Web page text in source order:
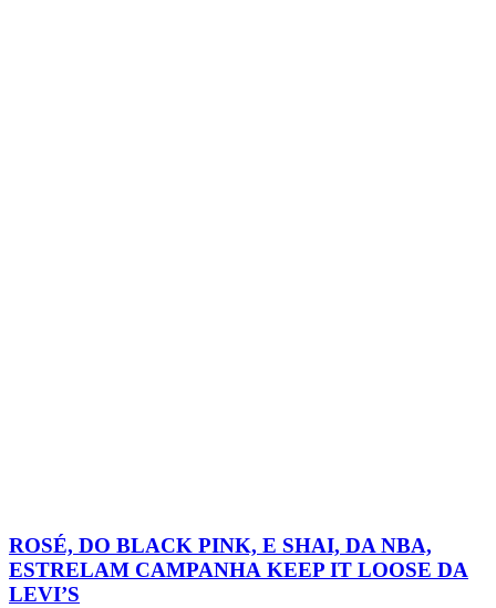
ROSÉ, DO BLACK PINK, E SHAI, DA NBA,
ESTRELAM CAMPANHA KEEP IT LOOSE DA
LEVI’S